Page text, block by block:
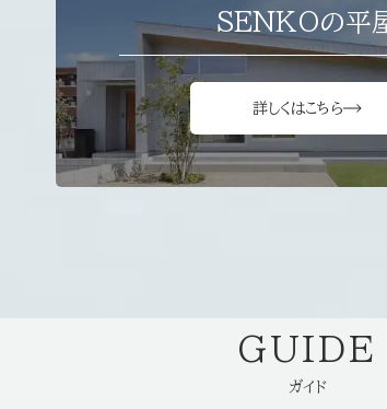
SENKOの平
詳しくはこちら
GUIDE
ガイド